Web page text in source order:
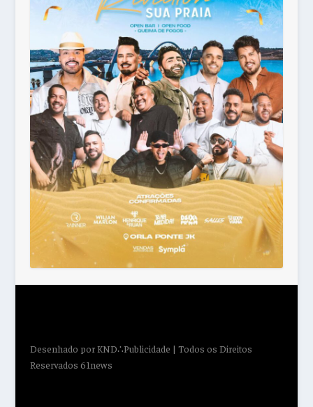
Desenhado porKND∴Publicidade | Todos os Direitos
Reservados 61news